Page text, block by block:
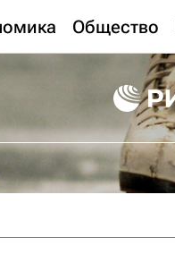
Общество